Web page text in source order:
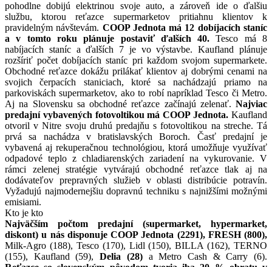
pohodlne dobijú elektrinou svoje auto, a zároveň ide o ďalšiu
službu, ktorou reťazce supermarketov pritiahnu klientov k
pravidelným návštevám. COOP Jednota má 12 dobíjacích staníc
a v tomto roku plánuje postaviť ďalších 40.Tesco má 8
nabíjacích staníc a ďalších 7 je vo výstavbe. Kaufland plánuje
rozšíriť počet dobíjacích staníc pri každom svojom supermarkete.
Obchodné reťazce dokážu prilákať klientov aj dobrými cenami na
svojich čerpacích staniciach, ktoré sa nachádzajú priamo na
parkoviskách supermarketov, ako to robí napríklad Tesco či Metro.
Aj na Slovensku sa obchodné reťazce začínajú zelenať. Najviac
predajní vybavených fotovoltikou má COOP Jednota. Kaufland
otvoril v Nitre svoju druhú predajňu s fotovoltikou na streche. Tá
prvá sa nachádza v bratislavských Boroch. Časť predajní je
vybavená aj rekuperačnou technológiou, ktorá umožňuje využívať
odpadové teplo z chladiarenských zariadení na vykurovanie. V
rámci zelenej stratégie vytvárajú obchodné reťazce tlak aj na
dodávateľov prepravných služieb v oblasti distribúcie potravín.
Vyžadujú najmodernejšiu dopravnú techniku s najnižšími možnými
emisiami.
Kto je kto
Najväčším počtom predajní (supermarket, hypermarket,
diskont) u nás disponuje COOP Jednota (2291), FRESH (800),
Milk-Agro (188), Tesco (170), Lidl (150), BILLA (162), TERNO
(155), Kaufland (59),Delia (28) a Metro Cash & Carry (6).